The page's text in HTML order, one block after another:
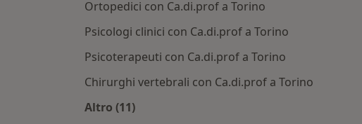
Ortopedici con Ca.di.prof a Torino
Psicologi clinici con Ca.di.prof a Torino
Psicoterapeuti con Ca.di.prof a Torino
Chirurghi vertebrali con Ca.di.prof a Torino
Altro (11)